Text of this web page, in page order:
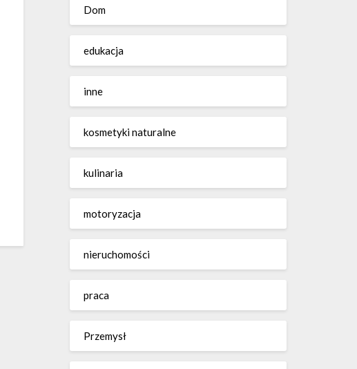
Dom
edukacja
inne
kosmetyki naturalne
kulinaria
motoryzacja
nieruchomości
praca
Przemysł